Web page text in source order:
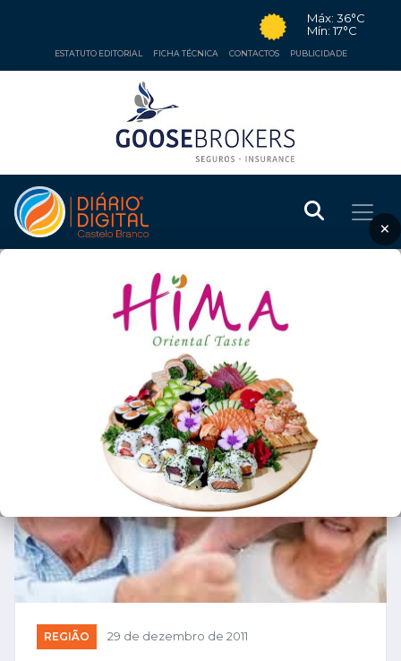
Máx: 36°C
Mín: 17°C
ESTATUTO EDITORIAL FICHA TÉCNICA CONTACTOS PUBLICIDADE
×
REGIÃO 29 de dezembro de 2011